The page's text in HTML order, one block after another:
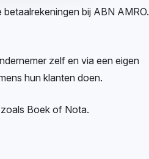
bij ABN AMRO.
zelf en via een eigen
hun klanten doen.
Boek of Nota.